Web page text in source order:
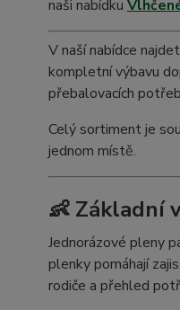
naši nabídku
V naší nabídce
kompletní výbavu
přebalovacích
Celý sortiment je
jednom místě.
👶 Základní
Jednorázové pleny
plenky pomáhají
rodiče a přehled